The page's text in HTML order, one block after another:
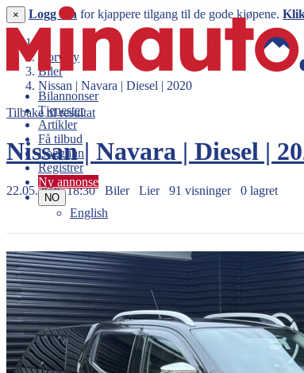
Bilannonser
Tjenester
Artikler
Få tilbud
Logg inn
Registrer
Ny annonse
NO
English
× Logg inn for kjappere tilgang til de gode kjøpene.
Norway
Biler
Nissan | Navara | Diesel | 2020
Tilbake til resultat
Nissan | Navara | Diesel |
22.05.2026 18:30 Biler Lier 91 visninger 0 lagret
279.999 kr